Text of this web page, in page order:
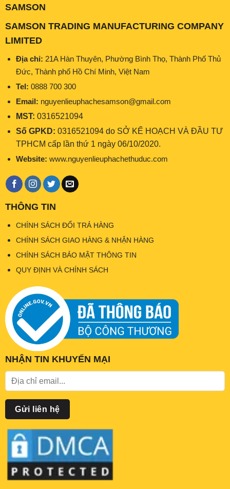
SAMSON
SAMSON TRADING MANUFACTURING COMPANY
LIMITED
Địa chỉ: 21A Hàn Thuyên, Phường Bình Thọ, Thành Phố Thủ
Đức, Thành phố Hồ Chí Minh, Việt Nam
Tel: 0888 700 300
Email: nguyenlieuphachesamson@gmail.com
MST: 0316521094
Số GPKD: 0316521094 do SỞ KẾ HOẠCH VÀ ĐẦU TƯ
TPHCM cấp lần thứ 1 ngày 06/10/2020.
Website: www.nguyenlieuphachethuduc.com
THÔNG TIN
CHÍNH SÁCH ĐỔI TRẢ HÀNG
CHÍNH SÁCH GIAO HÀNG & NHẬN HÀNG
CHÍNH SÁCH BẢO MẬT THÔNG TIN
QUY ĐỊNH VÀ CHÍNH SÁCH
NHẬN TIN KHUYẾN MẠI